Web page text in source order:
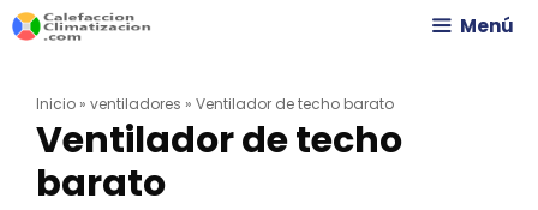
Saltar
contenido
Menú
Inicio » ventiladores » Ventilador de techo barato
Ventilador de techo
barato